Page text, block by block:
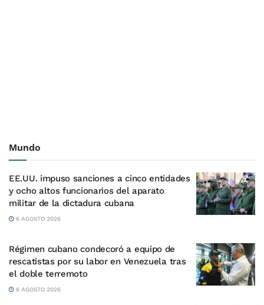
Mundo
EE.UU. impuso sanciones a cinco entidades
y ocho altos funcionarios del aparato
militar de la dictadura cubana
6 AGOSTO 2026
Régimen cubano condecoró a equipo de
rescatistas por su labor en Venezuela tras
el doble terremoto
6 AGOSTO 2026